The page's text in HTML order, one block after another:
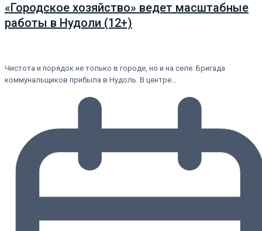
«Городское хозяйство» ведет масштабные
работы в Нудоли (12+)
Чистота и порядок не только в городе, но и на селе. Бригада
коммунальщиков прибыла в Нудоль. В центре…